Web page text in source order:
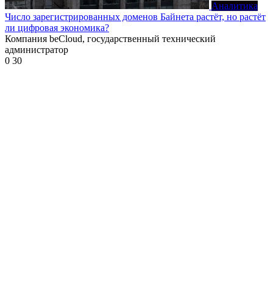
Аналитика
Число зарегистрированных доменов Байнета растёт, но растёт
ли цифровая экономика?
Компания beCloud, государственный технический
администратор
0 30